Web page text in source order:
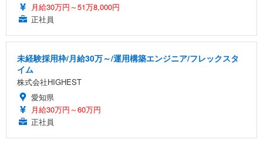
月給30万円～51万8,000円
正社員
未経験採用枠/月給30万～/運用構築エンジニア/フレックスタ
イム
株式会社HIGHEST
愛知県
月給30万円～60万円
正社員